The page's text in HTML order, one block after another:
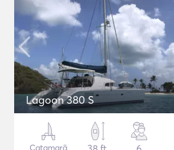
Lagoon 380 S
Catamarã